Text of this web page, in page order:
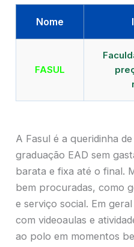
Nome
FASUL
A Fasul é a queridinha
graduação EAD sem
barata e fixa até o final.
bem procuradas, como
e serviço social. Em
com videoaulas e
ao polo em momentos